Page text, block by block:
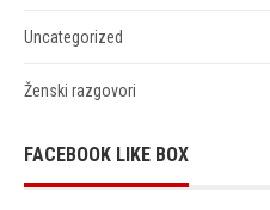
Uncategorized
Ženski razgovori
FACEBOOK LIKE BOX